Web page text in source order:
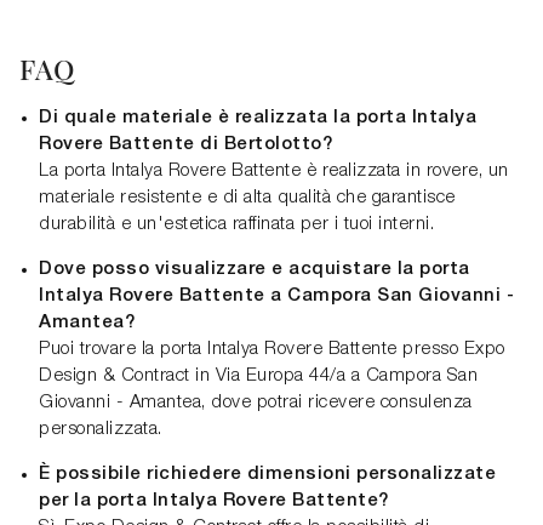
FAQ
Di quale materiale è realizzata la porta Intalya
Rovere Battente di Bertolotto?
La porta Intalya Rovere Battente è realizzata in rovere, un
materiale resistente e di alta qualità che garantisce
durabilità e un'estetica raffinata per i tuoi interni.
Dove posso visualizzare e acquistare la porta
Intalya Rovere Battente a Campora San Giovanni -
Amantea?
Puoi trovare la porta Intalya Rovere Battente presso Expo
Design & Contract in Via Europa 44/a a Campora San
Giovanni - Amantea, dove potrai ricevere consulenza
personalizzata.
È possibile richiedere dimensioni personalizzate
per la porta Intalya Rovere Battente?